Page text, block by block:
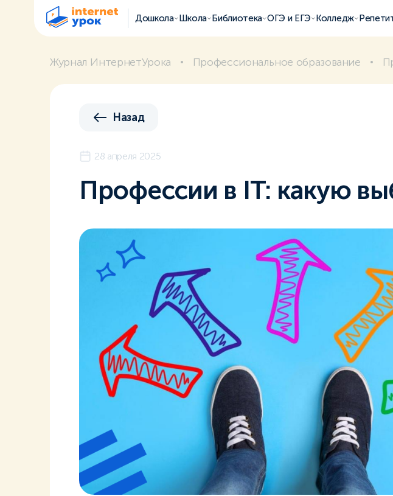
Дошкола Школа Библиотека ОГЭ и ЕГЭ Колледж
Журнал ИнтернетУрока Профессиональное образование
Назад
28 апреля 2025
Профессии в IT: какую